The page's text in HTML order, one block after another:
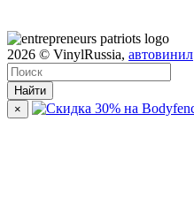
2026 © VinylRussia, автовинил
Найти
×